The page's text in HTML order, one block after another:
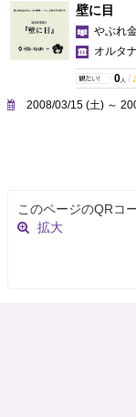
壁に目
やぶれ
オルタ
0 人 /
2008/03/15 (土) ～
このページのQRコ
拡大